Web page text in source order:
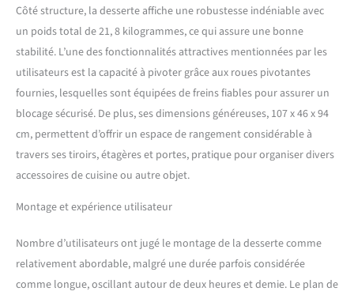
Parfait pour les petites
cuisines ou comme ilot
central cuisine pour plus
d'espace [SOLUTION
MODERNE ET GAIN DE
PLACE] Son design épuré et
ses roulettes permettent
chariot dans toutes les
configurations de cuisine.
Idéal comme surface de
roulettes pour un meuble
aussi comme desserte
exterieur pour vos repas en
plein air [MOBILITÉ FACILE
Côté structure, la desserte affiche une robustesse indéniable avec
un poids total de 21, 8 kilogrammes, ce qui assure une bonne
stabilité. L’une des fonctionnalités attractives mentionnées par les
utilisateurs est la capacité à pivoter grâce aux roues pivotantes
fournies, lesquelles sont équipées de freins fiables pour assurer un
blocage sécurisé. De plus, ses dimensions généreuses, 107 x 46 x 94
cm, permettent d’offrir un espace de rangement considérable à
travers ses tiroirs, étagères et portes, pratique pour organiser divers
accessoires de cuisine ou autre objet.
Montage et expérience utilisateur
Nombre d’utilisateurs ont jugé le montage de la desserte comme
relativement abordable, malgré une durée parfois considérée
comme longue, oscillant autour de deux heures et demie. Le plan de